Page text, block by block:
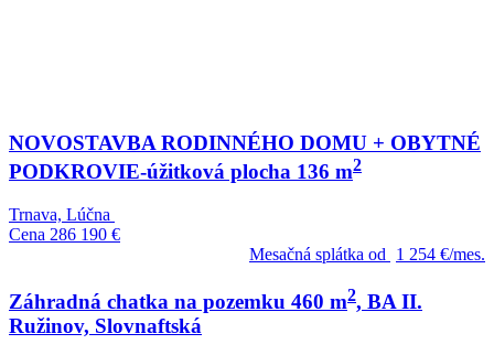
NOVOSTAVBA RODINNÉHO DOMU + OBYTNÉ
PODKROVIE-úžitková plocha 136 m2
Trnava, Lúčna
Cena 286 190 €
Mesačná splátka od
1 254 €/mes.
Záhradná chatka na pozemku 460 m2, BA II.
Ružinov, Slovnaftská